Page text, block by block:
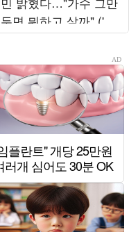
두면 뭐하고 살까" ('장
공장장윤정')